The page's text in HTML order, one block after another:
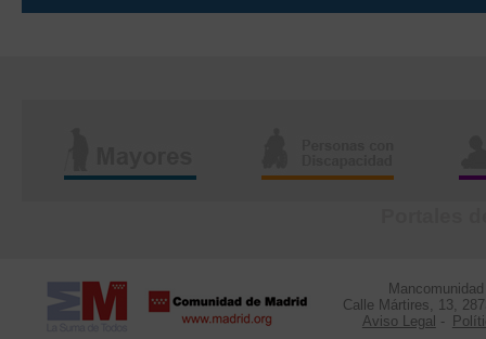
Calle Mártires, 13,
Aviso Legal -